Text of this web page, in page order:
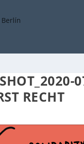
RECHT